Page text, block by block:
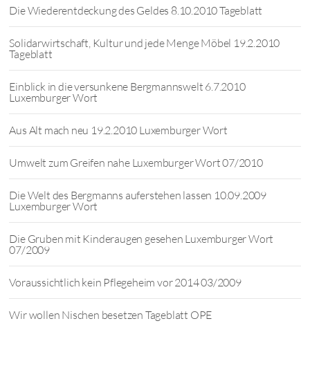
Die Wiederentdeckung des Geldes 8.10.2010 Tageblatt
Solidarwirtschaft, Kultur und jede Menge Möbel 19.2.2010
Tageblatt
Einblick in die versunkene Bergmannswelt 6.7.2010
Luxemburger Wort
Aus Alt mach neu 19.2.2010 Luxemburger Wort
Umwelt zum Greifen nahe Luxemburger Wort 07/2010
Die Welt des Bergmanns auferstehen lassen 10.09.2009
Luxemburger Wort
Die Gruben mit Kinderaugen gesehen Luxemburger Wort
07/2009
Voraussichtlich kein Pflegeheim vor 2014 03/2009
Wir wollen Nischen besetzen Tageblatt OPE